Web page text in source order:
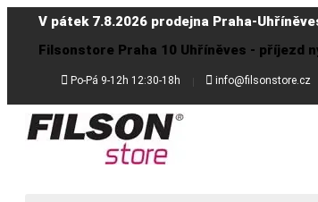
V pátek 7.8.2026 prodejna Praha-
Filsonstore Praha 10 Uhříněves - příjezd
 Po-Pá 9-12h 12:30-18h  info@filsonstore.cz